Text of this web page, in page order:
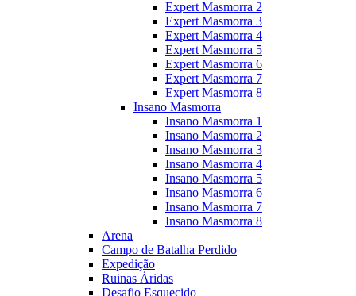
Expert Masmorra 2
Expert Masmorra 3
Expert Masmorra 4
Expert Masmorra 5
Expert Masmorra 6
Expert Masmorra 7
Expert Masmorra 8
Insano Masmorra
Insano Masmorra 1
Insano Masmorra 2
Insano Masmorra 3
Insano Masmorra 4
Insano Masmorra 5
Insano Masmorra 6
Insano Masmorra 7
Insano Masmorra 8
Arena
Campo de Batalha Perdido
Expedição
Ruinas Áridas
Desafio Esquecido